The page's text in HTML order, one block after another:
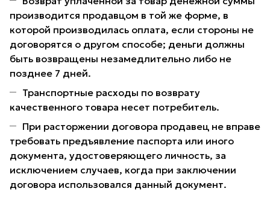
производится продавцом в той же форме, в
которой производилась оплата, если стороны не
договорятся о другом способе; деньги должны
быть возвращены незамедлительно либо не
позднее 7 дней.
Транспортные расходы по возврату
качественного товара несет потребитель.
При расторжении договора продавец не вправе
требовать предъявление паспорта или иного
документа, удостоверяющего личность, за
исключением случаев, когда при заключении
договора использовался данный документ.